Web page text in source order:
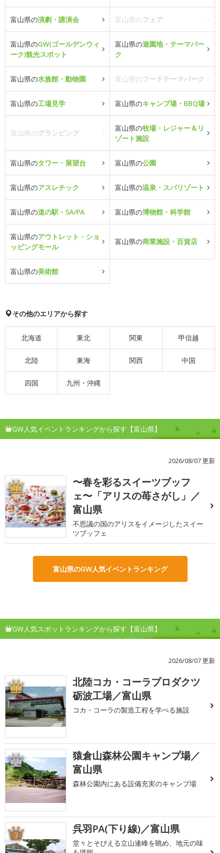
富山県の演劇・講演会 富山県のフェア
富山県のGW(ゴールデンウィ
ーク)観光スポット
富山県の遊園地・テーマパー
ク
富山県の水族館・動物園 富山県のフードテーマパーク
富山県の工場見学 富山県のキャンプ場・BBQ場
富山県のグランピング
富山県の牧場・レジャー＆リ
ゾート施設
富山県のタワー・展望台 富山県の公園
富山県のアスレチック 富山県の温泉・スパリゾート
富山県の道の駅・SA/PA 富山県の博物館・科学館
富山県のアウトレット・ショ
ッピングモール
富山県の商業施設・百貨店
富山県の美術館
その他のエリアから探す
北海道 東北 関東 甲信越
北陸 東海 関西 中国
四国 九州・沖縄
GW人気イベントランキングから探す【富山県】
2026/08/07 更新
1
〜春を彩るスイーツブッフ
ェ〜「アリスの苺さがし」／
富山県
不思議の国のアリスをイメージしたスイー
ツブッフェ
富山県のGW人気イベントランキング
GW人気スポットランキングから探す【富山県】
2026/08/07 更新
1
北陸コカ・コーラプロダクツ
砺波工場／富山県
コカ・コーラの製造工程を学べる施設
2
猿倉山森林公園キャンプ場／
富山県
森林公園内にある設備充実のキャンプ場
3 呉羽PA(下り線)／富山県
堂々とそびえる立山連峰を眺め、地元の味